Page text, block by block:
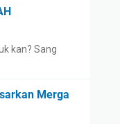
kan? Sang
Merga